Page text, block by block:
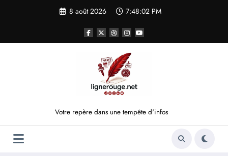
8 août 2026 7:48:02 PM
Votre repère dans une tempête d'infos